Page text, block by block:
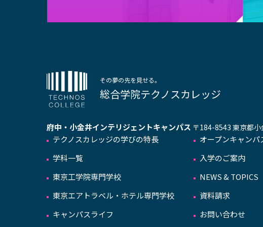
その夢の先を見せる。
総合学院テクノスカレッジ
府中・小金井インテリジェントキャンパス 〒184-8543 東京都
テクノスカレッジの学びの特長
学科一覧
東京工学院専門学校
東京エアトラベル・ホテル専門学校
キャンパスライフ
オープンキャンパ
入学のご案内
NEWS & TOPICS
資料請求
お問い合わせ